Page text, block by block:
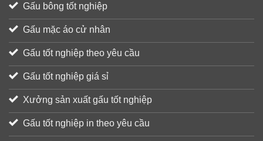
Gấu bông tốt nghiệp
Gấu mặc áo cử nhân
Gấu tốt nghiệp theo yêu cầu
Gấu tốt nghiệp giá sỉ
Xưởng sản xuất gấu tốt nghiệp
Gấu tốt nghiệp in theo yêu cầu